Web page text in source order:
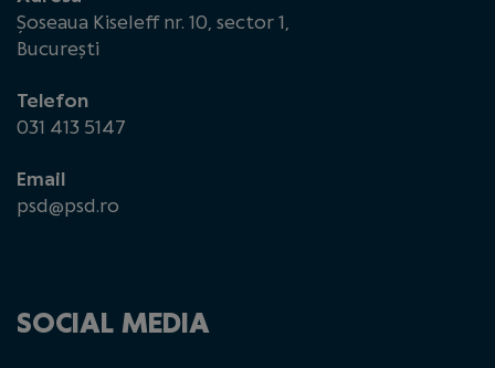
Șoseaua Kiseleff nr. 10, sector 1,
București
Telefon
031 413 5147
Email
psd@psd.ro
SOCIAL MEDIA